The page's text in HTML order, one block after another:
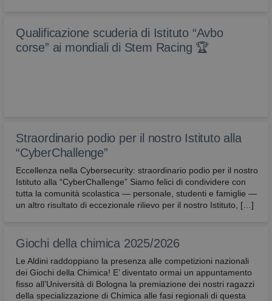
Qualificazione scuderia di Istituto “Avbo
corse” ai mondiali di Stem Racing 🏆
Straordinario podio per il nostro Istituto alla
“CyberChallenge”
Eccellenza nella Cybersecurity: straordinario podio per il nostro
Istituto alla “CyberChallenge” Siamo felici di condividere con
tutta la comunità scolastica — personale, studenti e famiglie —
un altro risultato di eccezionale rilievo per il nostro Istituto, […]
Giochi della chimica 2025/2026
Le Aldini raddoppiano la presenza alle competizioni nazionali
dei Giochi della Chimica! E’ diventato ormai un appuntamento
fisso all’Università di Bologna la premiazione dei nostri ragazzi
della specializzazione di Chimica alle fasi regionali di questa